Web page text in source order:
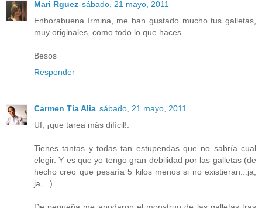
Mari Rguez sábado, 21 mayo, 2011
Enhorabuena Irmina, me han gustado mucho tus galletas,
muy originales, como todo lo que haces.
Besos
Responder
Carmen Tía Alia sábado, 21 mayo, 2011
Uf, ¡que tarea más difícil!.
Tienes tantas y todas tan estupendas que no sabría cual
elegir. Y es que yo tengo gran debilidad por las galletas (de
hecho creo que pesaría 5 kilos menos si no existieran...ja,
ja,...).